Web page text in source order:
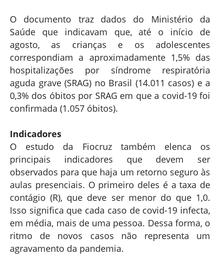
O documento traz dados do Ministério da
Saúde que indicavam que, até o início de
agosto, as crianças e os adolescentes
correspondiam a aproximadamente 1,5% das
hospitalizações por síndrome respiratória
aguda grave (SRAG) no Brasil (14.011 casos) e a
0,3% dos óbitos por SRAG em que a covid-19 foi
confirmada (1.057 óbitos).
Indicadores
O estudo da Fiocruz também elenca os
principais indicadores que devem ser
observados para que haja um retorno seguro às
aulas presenciais. O primeiro deles é a taxa de
contágio (R), que deve ser menor do que 1,0.
Isso significa que cada caso de covid-19 infecta,
em média, mais de uma pessoa. Dessa forma, o
ritmo de novos casos não representa um
agravamento da pandemia.